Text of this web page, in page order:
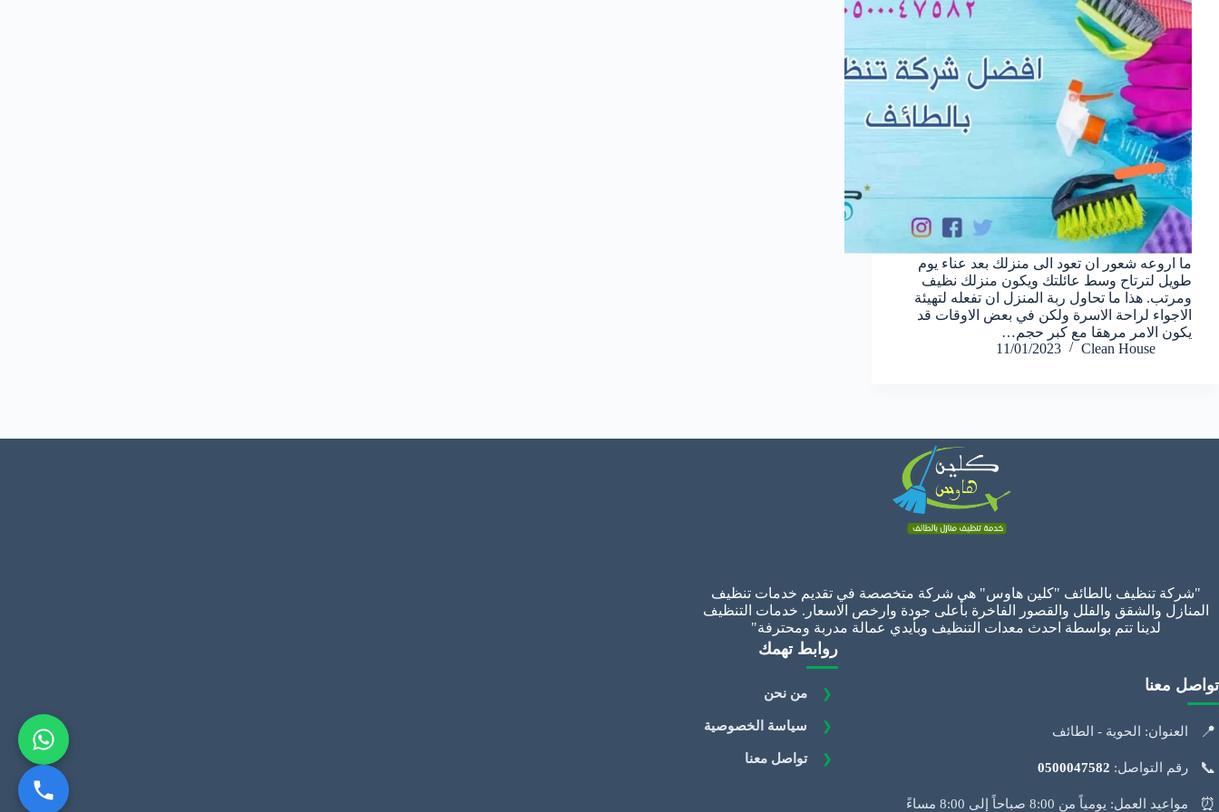
ما اروعه شعور ان تعود الى منزلك بعد عناء يوم
طويل لترتاح وسط عائلتك ويكون منزلك نظيف
ومرتب. هذا ما تحاول ربة المنزل ان تفعله لتهيئة
الاجواء لراحة الاسرة ولكن في بعض الاوقات قد
يكون الامر مرهقا مع كبر حجم…
Clean House
11/01/2023
"شركة تنظيف بالطائف "كلين هاوس" هي شركة متخصصة في تقديم خدمات تنظيف
المنازل والشقق والفلل والقصور الفاخرة بأعلى جودة وارخص الاسعار. خدمات التنظيف
لدينا تتم بواسطة احدث معدات التنظيف وبأيدي عمالة مدربة ومحترفة"
تواصل معنا
📍 العنوان: الحوية - الطائف
📞 رقم التواصل: 0500047582
⏰ مواعيد العمل: يومياً من 8:00 صباحاً إلى 8:00 مساءً
روابط تهمك
❮ من نحن
❮ سياسة الخصوصية
❮ تواصل معنا